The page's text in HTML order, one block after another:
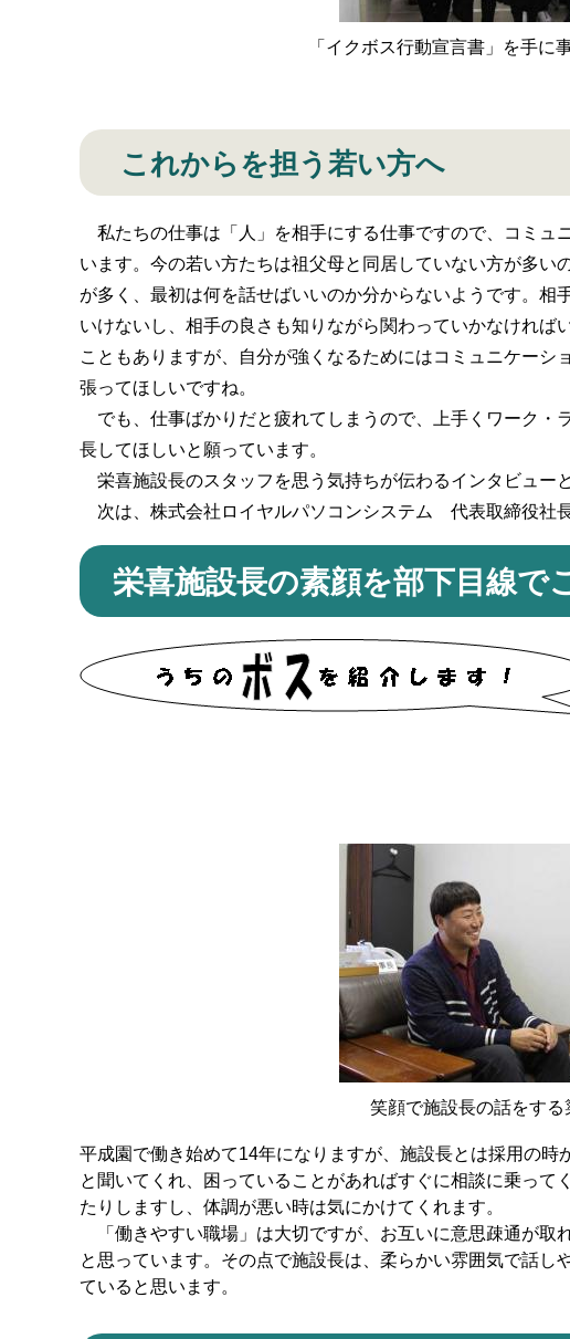
「イクボス行動宣言書」を手に
これからを担う若い方へ
私たちの仕事は「人」を相手にする仕事ですので、コミュ
います。今の若い方たちは祖父母と同居していない方が多い
が多く、最初は何を話せばいいのか分からないようです。相
いけないし、相手の良さも知りながら関わっていかなければ
こともありますが、自分が強くなるためにはコミュニケーシ
張ってほしいですね。
でも、仕事ばかりだと疲れてしまうので、上手くワーク・
長してほしいと願っています。
栄喜施設長のスタッフを思う気持ちが伝わるインタビュー
次は、株式会社ロイヤルパソコンシステム 代表取締役社
栄喜施設長の素顔を部下目線で
笑顔で施設長の話をする
平成園で働き始めて14年になりますが、施設長とは採用の時
と聞いてくれ、困っていることがあればすぐに相談に乗って
たりしますし、体調が悪い時は気にかけてくれます。
「働きやすい職場」は大切ですが、お互いに意思疎通が取
と思っています。その点で施設長は、柔らかい雰囲気で話し
ていると思います。